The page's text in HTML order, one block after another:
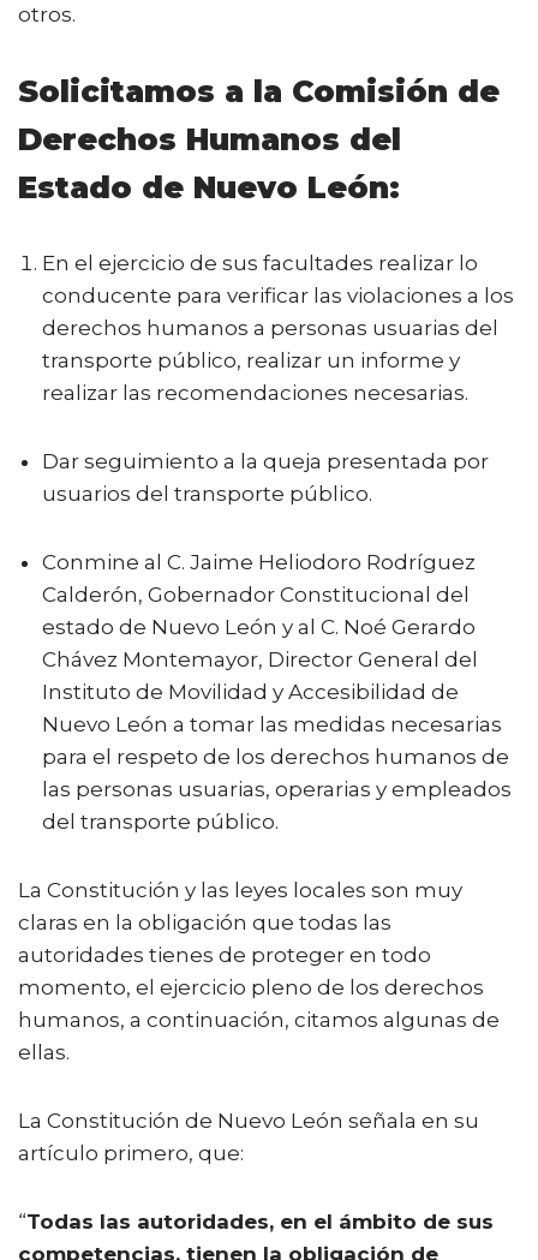
otros.
Solicitamos a la Comisión de
Derechos Humanos del
Estado de Nuevo León:
En el ejercicio de sus facultades realizar lo
conducente para verificar las violaciones a los
derechos humanos a personas usuarias del
transporte público, realizar un informe y
realizar las recomendaciones necesarias.
Dar seguimiento a la queja presentada por
usuarios del transporte público.
Conmine al C. Jaime Heliodoro Rodríguez
Calderón, Gobernador Constitucional del
estado de Nuevo León y al C. Noé Gerardo
Chávez Montemayor, Director General del
Instituto de Movilidad y Accesibilidad de
Nuevo León a tomar las medidas necesarias
para el respeto de los derechos humanos de
las personas usuarias, operarias y empleados
del transporte público.
La Constitución y las leyes locales son muy
claras en la obligación que todas las
autoridades tienes de proteger en todo
momento, el ejercicio pleno de los derechos
humanos, a continuación, citamos algunas de
ellas.
La Constitución de Nuevo León señala en su
artículo primero, que:
“Todas las autoridades, en el ámbito de sus
competencias, tienen la obligación de